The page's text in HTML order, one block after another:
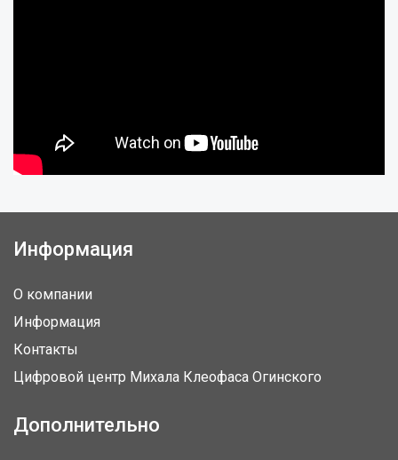
Информация
О компании
Информация
Контакты
Цифровой центр Михала Клеофаса Огинского
Дополнительно